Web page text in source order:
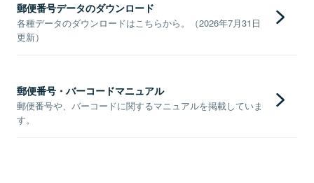
郵便番号データのダウンロード
各種データのダウンロードはこちらから。（2026年7月31日
更新）
郵便番号・バーコードマニュアル
郵便番号や、バーコードに関するマニュアルを掲載していま
す。